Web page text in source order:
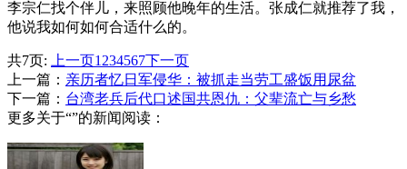
李宗仁找个伴儿，来照顾他晚年的生活。张成仁就推荐了我，
他说我如何如何合适什么的。
共7页: 上一页1 234567下一页
上一篇： 亲历者忆日军侵华：被抓走当劳工盛饭用尿盆
下一篇： 台湾老兵后代口述国共恩仇：父辈流亡与乡愁
更多关于“”的新闻阅读：